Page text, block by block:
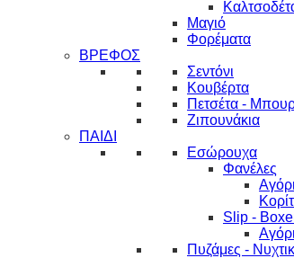
Μαγιό
Φορέματα
ΒΡΕΦΟΣ
Σεντόνι
Κουβέρτα
Πετσέτα -
Ζιπουνάκια
ΠΑΙΔΙ
Εσώρουχα
Φανέλες
Αγόρι
Slip -
Αγόρι
Πυζάμες -